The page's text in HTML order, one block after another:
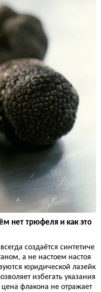
нет трюфеля и как это
создаётся синтетиче
а не настоем настоя
юридической лазейк
избегать указания
флакона не отражает